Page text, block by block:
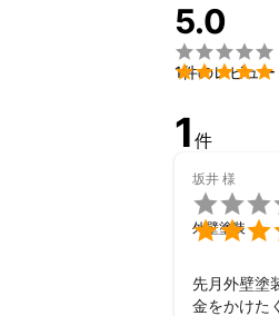
5.0


1件のレビュー
1 件
坂井 様
外壁塗装
先月外壁塗
金をかけた